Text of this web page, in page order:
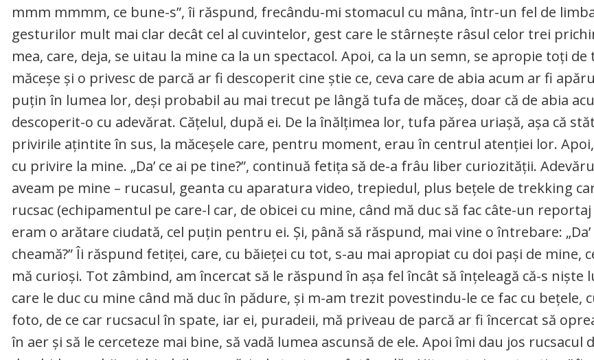
mmm mmmm, ce bune-s”, îi răspund, frecându-mi stomacul cu mâna, într-un fel de
gesturilor mult mai clar decât cel al cuvintelor, gest care le stârnește râsul celor trei
mea, care, deja, se uitau la mine ca la un spectacol. Apoi, ca la un semn, se apropie toți de
măceșe și o privesc de parcă ar fi descoperit cine știe ce, ceva care de abia acum ar fi
puțin în lumea lor, deși probabil au mai trecut pe lângă tufa de măceș, doar că de abia
descoperit-o cu adevărat. Cățelul, după ei. De la înălțimea lor, tufa părea uriașă, așa că
privirile ațintite în sus, la măceșele care, pentru moment, erau în centrul atenției lor.
cu privire la mine. „Da’ ce ai pe tine?”, continuă fetița să de-a frâu liber curiozității.
aveam pe mine – rucasul, geanta cu aparatura video, trepiedul, plus bețele de trekking
rucsac (echipamentul pe care-l car, de obicei cu mine, când mă duc să fac câte-un
eram o arătare ciudată, cel puțin pentru ei. Și, până să răspund, mai vine o întrebare:
cheamă?” Îi răspund fetiței, care, cu băieței cu tot, s-au mai apropiat cu doi pași de mine,
mă curioși. Tot zâmbind, am încercat să le răspund în așa fel încât să înțeleagă că-s niște
care le duc cu mine când mă duc în pădure, și m-am trezit povestindu-le ce fac cu bețele,
foto, de ce car rucsacul în spate, iar ei, puradeii, mă priveau de parcă ar fi încercat să
în aer și să le cerceteze mai bine, să vadă lumea ascunsă de ele. Apoi îmi dau jos rucsacul